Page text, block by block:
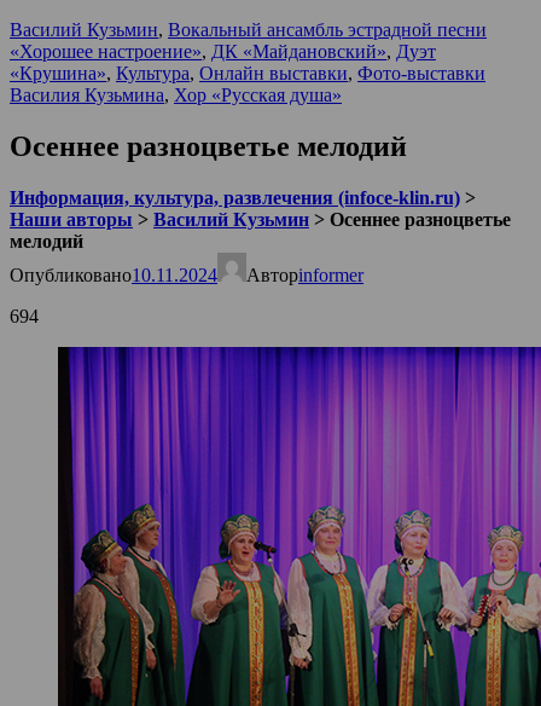
Василий Кузьмин, Вокальный ансамбль эстрадной песни
«Хорошее настроение», ДК «Майдановский», Дуэт
«Крушина», Культура, Онлайн выставки, Фото-выставки
Василия Кузьмина, Хор «Русская душа»
Осеннее разноцветье мелодий
Информация, культура, развлечения (infoce-klin.ru) >
Наши авторы > Василий Кузьмин > Осеннее разноцветье
мелодий
Опубликовано10.11.2024 Авторinformer
694